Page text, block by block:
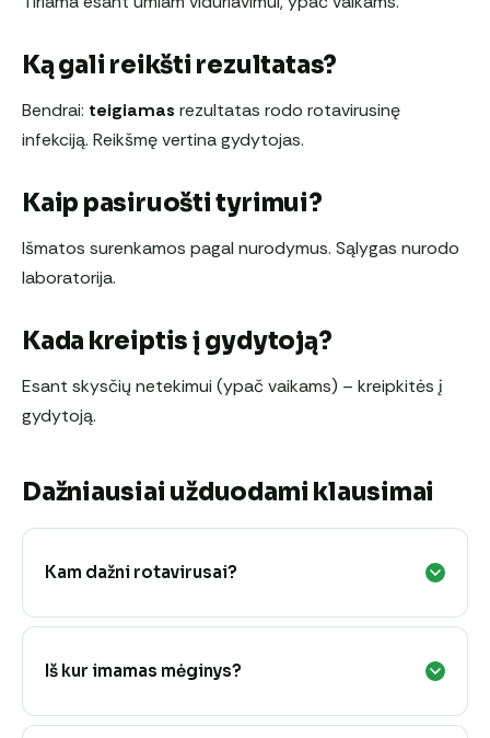
Ką gali reikšti rezultatas?
Bendrai: teigiamas rezultatas rodo rotavirusinę
infekciją. Reikšmę vertina gydytojas.
Kaip pasiruošti tyrimui?
Išmatos surenkamos pagal nurodymus. Sąlygas nurodo
laboratorija.
Kada kreiptis į gydytoją?
Esant skysčių netekimui (ypač vaikams) – kreipkitės į
gydytoją.
Dažniausiai užduodami klausimai
Kam dažni rotavirusai?
Iš kur imamas mėginys?